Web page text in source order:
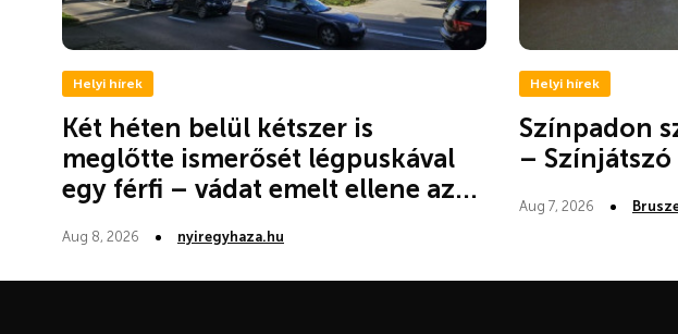
Helyi hírek
Két héten belül kétszer is
meglőtte ismerősét légpuskával
egy férfi – vádat emelt ellene az...
Aug 8, 2026 nyiregyhaza.hu
Helyi hírek
Színpadon
–
Aug 7, 2026